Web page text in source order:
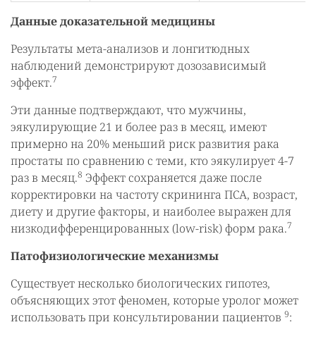
Данные доказательной медицины
Результаты мета-анализов и лонгитюдных
наблюдений демонстрируют дозозависимый
эффект.7
Эти данные подтверждают, что мужчины,
эякулирующие 21 и более раз в месяц, имеют
примерно на 20% меньший риск развития рака
простаты по сравнению с теми, кто эякулирует 4-7
раз в месяц.8 Эффект сохраняется даже после
корректировки на частоту скрининга ПСА, возраст,
диету и другие факторы, и наиболее выражен для
низкодифференцированных (low-risk) форм рака.7
Патофизиологические механизмы
Существует несколько биологических гипотез,
объясняющих этот феномен, которые уролог может
использовать при консультировании пациентов 9: